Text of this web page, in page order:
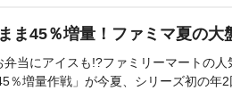
ま45％増量！ファミマ夏の大
弁当にアイスも!?ファミリーマートの
％増量作戦」が今夏、シリーズ初の年2